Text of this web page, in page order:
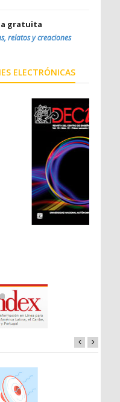
gratuita
relatos y creaciones
ELECTRÓNICAS